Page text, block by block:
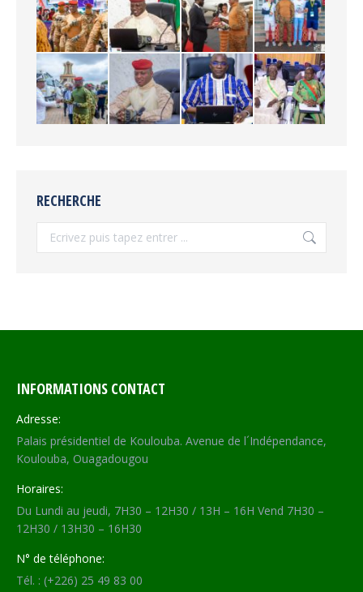
RECHERCHE
Recherche
INFORMATIONS CONTACT
Adresse:
Palais présidentiel de Koulouba. Avenue de l´Indépendance,
Koulouba, Ouagadougou
Horaires:
Du Lundi au jeudi, 7H30 – 12H30 / 13H – 16H Vend 7H30 –
12H30 / 13H30 – 16H30
N° de téléphone:
Tél. : (+226) 25 49 83 00